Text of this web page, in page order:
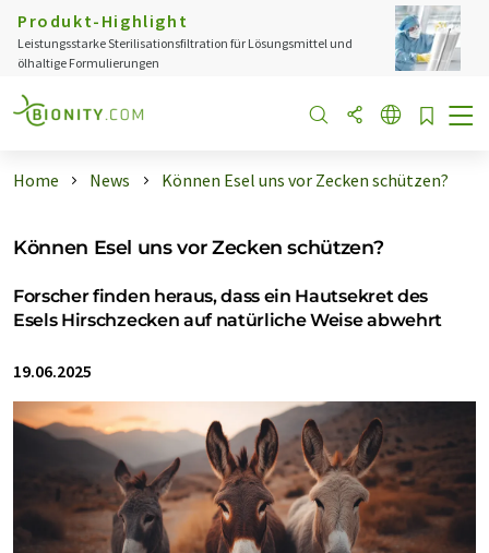
Produkt-Highlight
Leistungsstarke Sterilisationsfiltration für Lösungsmittel und
ölhaltige Formulierungen
Home News Können Esel uns vor Zecken schützen?
Können Esel uns vor Zecken schützen?
Forscher finden heraus, dass ein Hautsekret des
Esels Hirschzecken auf natürliche Weise abwehrt
19.06.2025